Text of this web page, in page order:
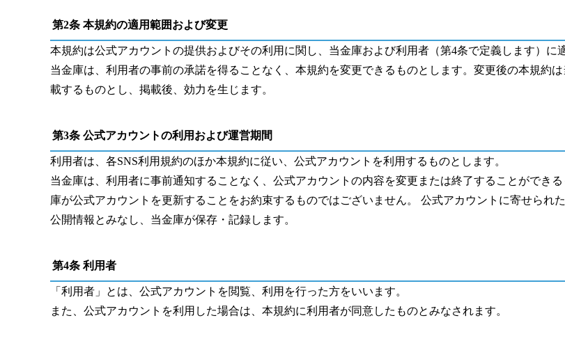
第2条 本規約の適用範囲および変更
本規約は公式アカウントの提供およびその利用に関し、当金庫および利用者（第4条で定義します）に
当金庫は、利用者の事前の承諾を得ることなく、本規約を変更できるものとします。変更後の本規約
載するものとし、掲載後、効力を生じます。
第3条 公式アカウントの利用および運営期間
利用者は、各SNS利用規約のほか本規約に従い、公式アカウントを利用するものとします。
当金庫は、利用者に事前通知することなく、公式アカウントの内容を変更または終了することができ
庫が公式アカウントを更新することをお約束するものではございません。 公式アカウントに寄せられ
公開情報とみなし、当金庫が保存・記録します。
第4条 利用者
「利用者」とは、公式アカウントを閲覧、利用を行った方をいいます。
また、公式アカウントを利用した場合は、本規約に利用者が同意したものとみなされます。